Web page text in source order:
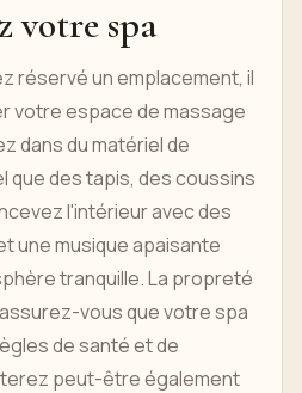
votre spa
réservé un emplacement, il
votre espace de massage
dans du matériel de
que des tapis, des coussins
l'intérieur avec des
une musique apaisante
tranquille. La propreté
vous que votre spa
de santé et de
peut-être également